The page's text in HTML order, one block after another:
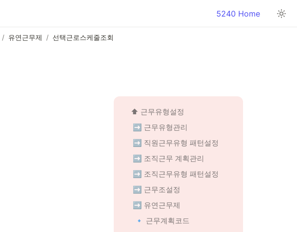
5240 Home
/ 유연근무제 / 선택근로스케줄조회
⬆️ 근무유형설정
➡️ 근무유형관리
➡️ 직원근무유형 패턴설정
➡️ 조직근무 계획관리
➡️ 조직근무유형 패턴설정
➡️ 근무조설정
➡️ 유연근무제
🔹 근무계획코드